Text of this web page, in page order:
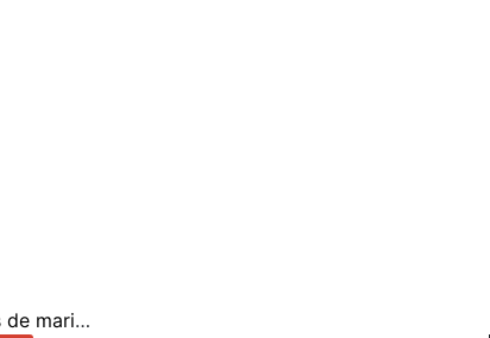
Une mer calme ne forme pas de marins d'expÃ©rience.